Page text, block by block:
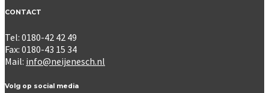
CONTACT
Tel: 0180-42 42 49
Fax: 0180-43 15 34
Mail: info@neijenesch.nl
Volg op social media